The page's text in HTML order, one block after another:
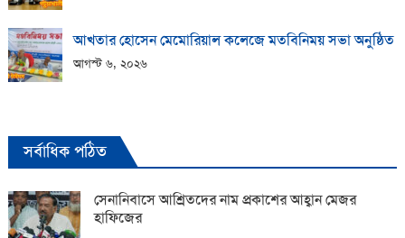
আখতার হোসেন মেমোরিয়াল কলেজে মতবিনিময় সভা অনুষ্ঠিত
আগস্ট ৬, ২০২৬
সর্বাধিক পঠিত
সেনানিবাসে আশ্রিতদের নাম প্রকাশের আহ্বান মেজর
হাফিজের